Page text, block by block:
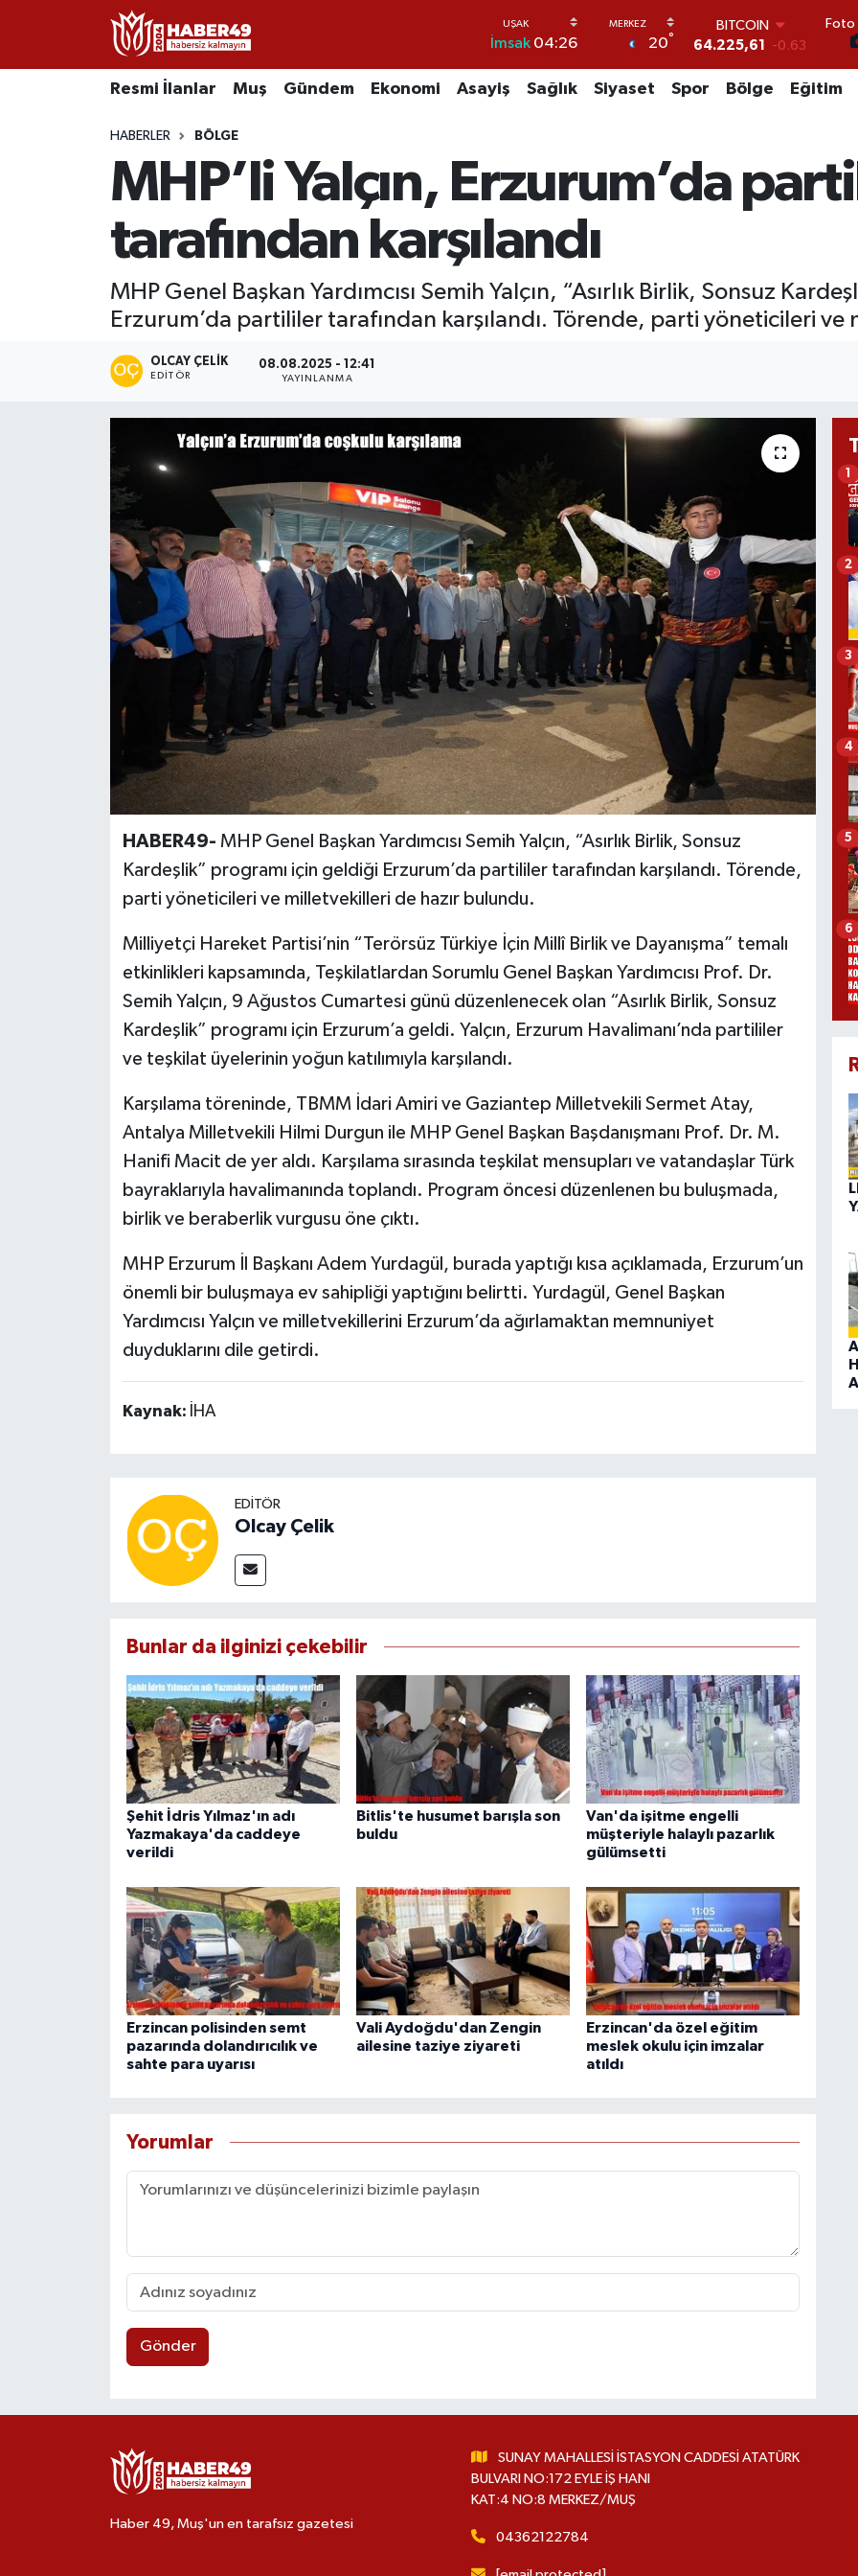
İmsak 04:26 20°
BITCOIN
64.225,61
-0.63
47,6704
GRAM ALTIN
Foto
Resmi İlanlar Muş Gündem Ekonomi Asayiş Sağlık Siyaset Spor Bölge Eğitim
HABERLER BÖLGE
MHP’li Yalçın, Erzurum’da
tarafından karşılandı
MHP Genel Başkan Yardımcısı Semih Yalçın, “Asırlık Birlik, Sonsuz
Erzurum’da partililer tarafından karşılandı. Törende, parti yöneticileri
OLCAY ÇELIK
EDITÖR
08.08.2025 - 12:41
YAYINLANMA
HABER49- MHP Genel Başkan Yardımcısı Semih Yalçın, “Asırlık Birlik, Sonsuz
Kardeşlik” programı için geldiği Erzurum’da partililer tarafından karşılandı. Törende,
parti yöneticileri ve milletvekilleri de hazır bulundu.
Milliyetçi Hareket Partisi’nin “Terörsüz Türkiye İçin Millî Birlik ve Dayanışma” temalı
etkinlikleri kapsamında, Teşkilatlardan Sorumlu Genel Başkan Yardımcısı Prof. Dr.
Semih Yalçın, 9 Ağustos Cumartesi günü düzenlenecek olan “Asırlık Birlik, Sonsuz
Kardeşlik” programı için Erzurum’a geldi. Yalçın, Erzurum Havalimanı’nda partililer
ve teşkilat üyelerinin yoğun katılımıyla karşılandı.
Karşılama töreninde, TBMM İdari Amiri ve Gaziantep Milletvekili Sermet Atay,
Antalya Milletvekili Hilmi Durgun ile MHP Genel Başkan Başdanışmanı Prof. Dr. M.
Hanifi Macit de yer aldı. Karşılama sırasında teşkilat mensupları ve vatandaşlar Türk
bayraklarıyla havalimanında toplandı. Program öncesi düzenlenen bu buluşmada,
birlik ve beraberlik vurgusu öne çıktı.
MHP Erzurum İl Başkanı Adem Yurdagül, burada yaptığı kısa açıklamada, Erzurum’un
önemli bir buluşmaya ev sahipliği yaptığını belirtti. Yurdagül, Genel Başkan
Yardımcısı Yalçın ve milletvekillerini Erzurum’da ağırlamaktan memnuniyet
duyduklarını dile getirdi.
Kaynak: İHA
EDITÖR
Olcay Çelik
Bunlar da ilginizi çekebilir
Şehit İdris Yılmaz'ın adı
Yazmakaya'da caddeye
verildi
Bitlis'te husumet barışla son
buldu
Van'da işitme engelli
müşteriyle halaylı pazarlık
gülümsetti
Erzincan polisinden semt
pazarında dolandırıcılık ve
sahte para uyarısı
Vali Aydoğdu'dan Zengin
ailesine taziye ziyareti
Erzincan'da özel eğitim
meslek okulu için imzalar
atıldı
Yorumlar
Gönder
1
2
3
4
5
6
Haber 49, Muş'un en tarafsız gazetesi
SUNAY MAHALLESİ İSTASYON CADDESİ ATATÜRK
BULVARI NO:172 EYLE İŞ HANI
KAT:4 NO:8 MERKEZ/MUŞ
04362122784
Resmi İlanlar
Gündem
Teknoloji
Kültür Sanat
Hasköy
Uşak Nöbetçi Eczaneler
Uşak Namaz Vakitleri
Uşak Trafik Yoğunluk Haritası
Tüm Manşetler
Son Dakika Haberleri
Haber Arşivi